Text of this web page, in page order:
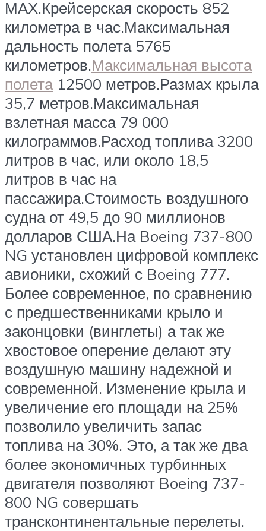
МАХ.Крейсерская скорость 852
километра в час.Максимальная
дальность полета 5765
километров.Максимальная высота
полета12500 метров.Размах крыла
35,7 метров.Максимальная
взлетная масса 79 000
килограммов.Расход топлива 3200
литров в час, или около 18,5
литров в час на
пассажира.Стоимость воздушного
судна от 49,5 до 90 миллионов
долларов США.На Boeing 737-800
NG установлен цифровой комплекс
авионики, схожий с Boeing 777.
Более современное, по сравнению
с предшественниками крыло и
законцовки (винглеты) а так же
хвостовое оперение делают эту
воздушную машину надежной и
современной. Изменение крыла и
увеличение его площади на 25%
позволило увеличить запас
топлива на 30%. Это, а так же два
более экономичных турбинных
двигателя позволяют Boeing 737-
800 NG совершать
трансконтинентальные перелеты.